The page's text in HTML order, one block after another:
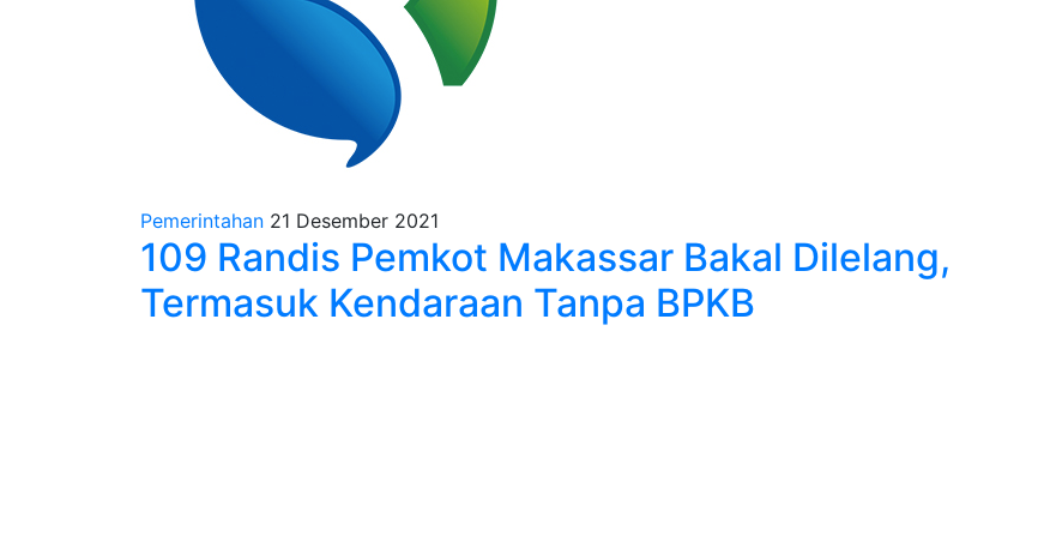
Pemerintahan 21 Desember 2021
109 Randis Pemkot Makassar Bakal Dilelang,
Termasuk Kendaraan Tanpa BPKB